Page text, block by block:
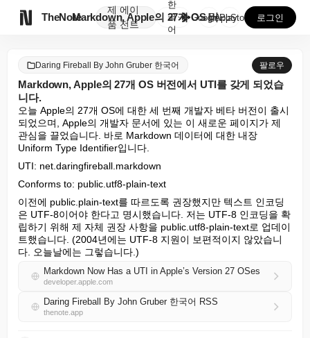
TheNote
제
품
에이
전트
Markdown, Apple의 27개 OS 버전에서 U...
한
국
어
GooglePlay
AppStore 로그인
Daring Fireball By John Gruber 한국어 팔로우
Markdown, Apple의 27개 OS 버전에서 UTI를 갖게 되었습
니다.
오늘 Apple의 27개 OS에 대한 세 번째 개발자 베타 버전이 출시
되었으며, Apple의 개발자 문서에 있는 이 새로운 페이지가 제
관심을 끌었습니다. 바로 Markdown 데이터에 대한 내장
Uniform Type Identifier입니다.
UTI: net.daringfireball.markdown
Conforms to: public.utf8-plain-text
이전에 public.plain-text를 따르도록 권장했지만 텍스트 인코딩
은 UTF-8이어야 한다고 명시했습니다. 저는 UTF-8 인코딩을 확
립하기 위해 제 자체 권장 사항을 public.utf8-plain-text로 업데이
트했습니다. (2004년에는 UTF-8 지원이 보편적이지 않았습니
다. 오늘날에는 그렇습니다.)
Markdown Now Has a UTI in Apple’s Version 27 OSes
developer.apple.com
Daring Fireball By John Gruber 한국어 RSS
thenote.app